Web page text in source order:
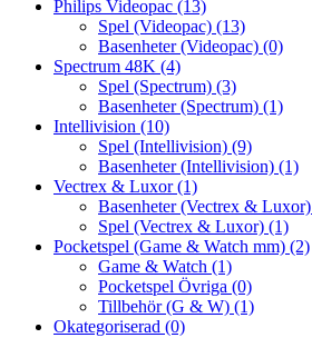
Philips Videopac (13)
Spel (Videopac) (13)
Basenheter (Videopac) (0)
Spectrum 48K (4)
Spel (Spectrum) (3)
Basenheter (Spectrum) (1)
Intellivision (10)
Spel (Intellivision) (9)
Basenheter (Intellivision) (1)
Vectrex & Luxor(1)
Basenheter (Vectrex & Luxor)
Spel (Vectrex & Luxor) (1)
Pocketspel (Game & Watch mm) (2)
Game & Watch (1)
Pocketspel Övriga (0)
Tillbehör (G & W) (1)
Okategoriserad (0)